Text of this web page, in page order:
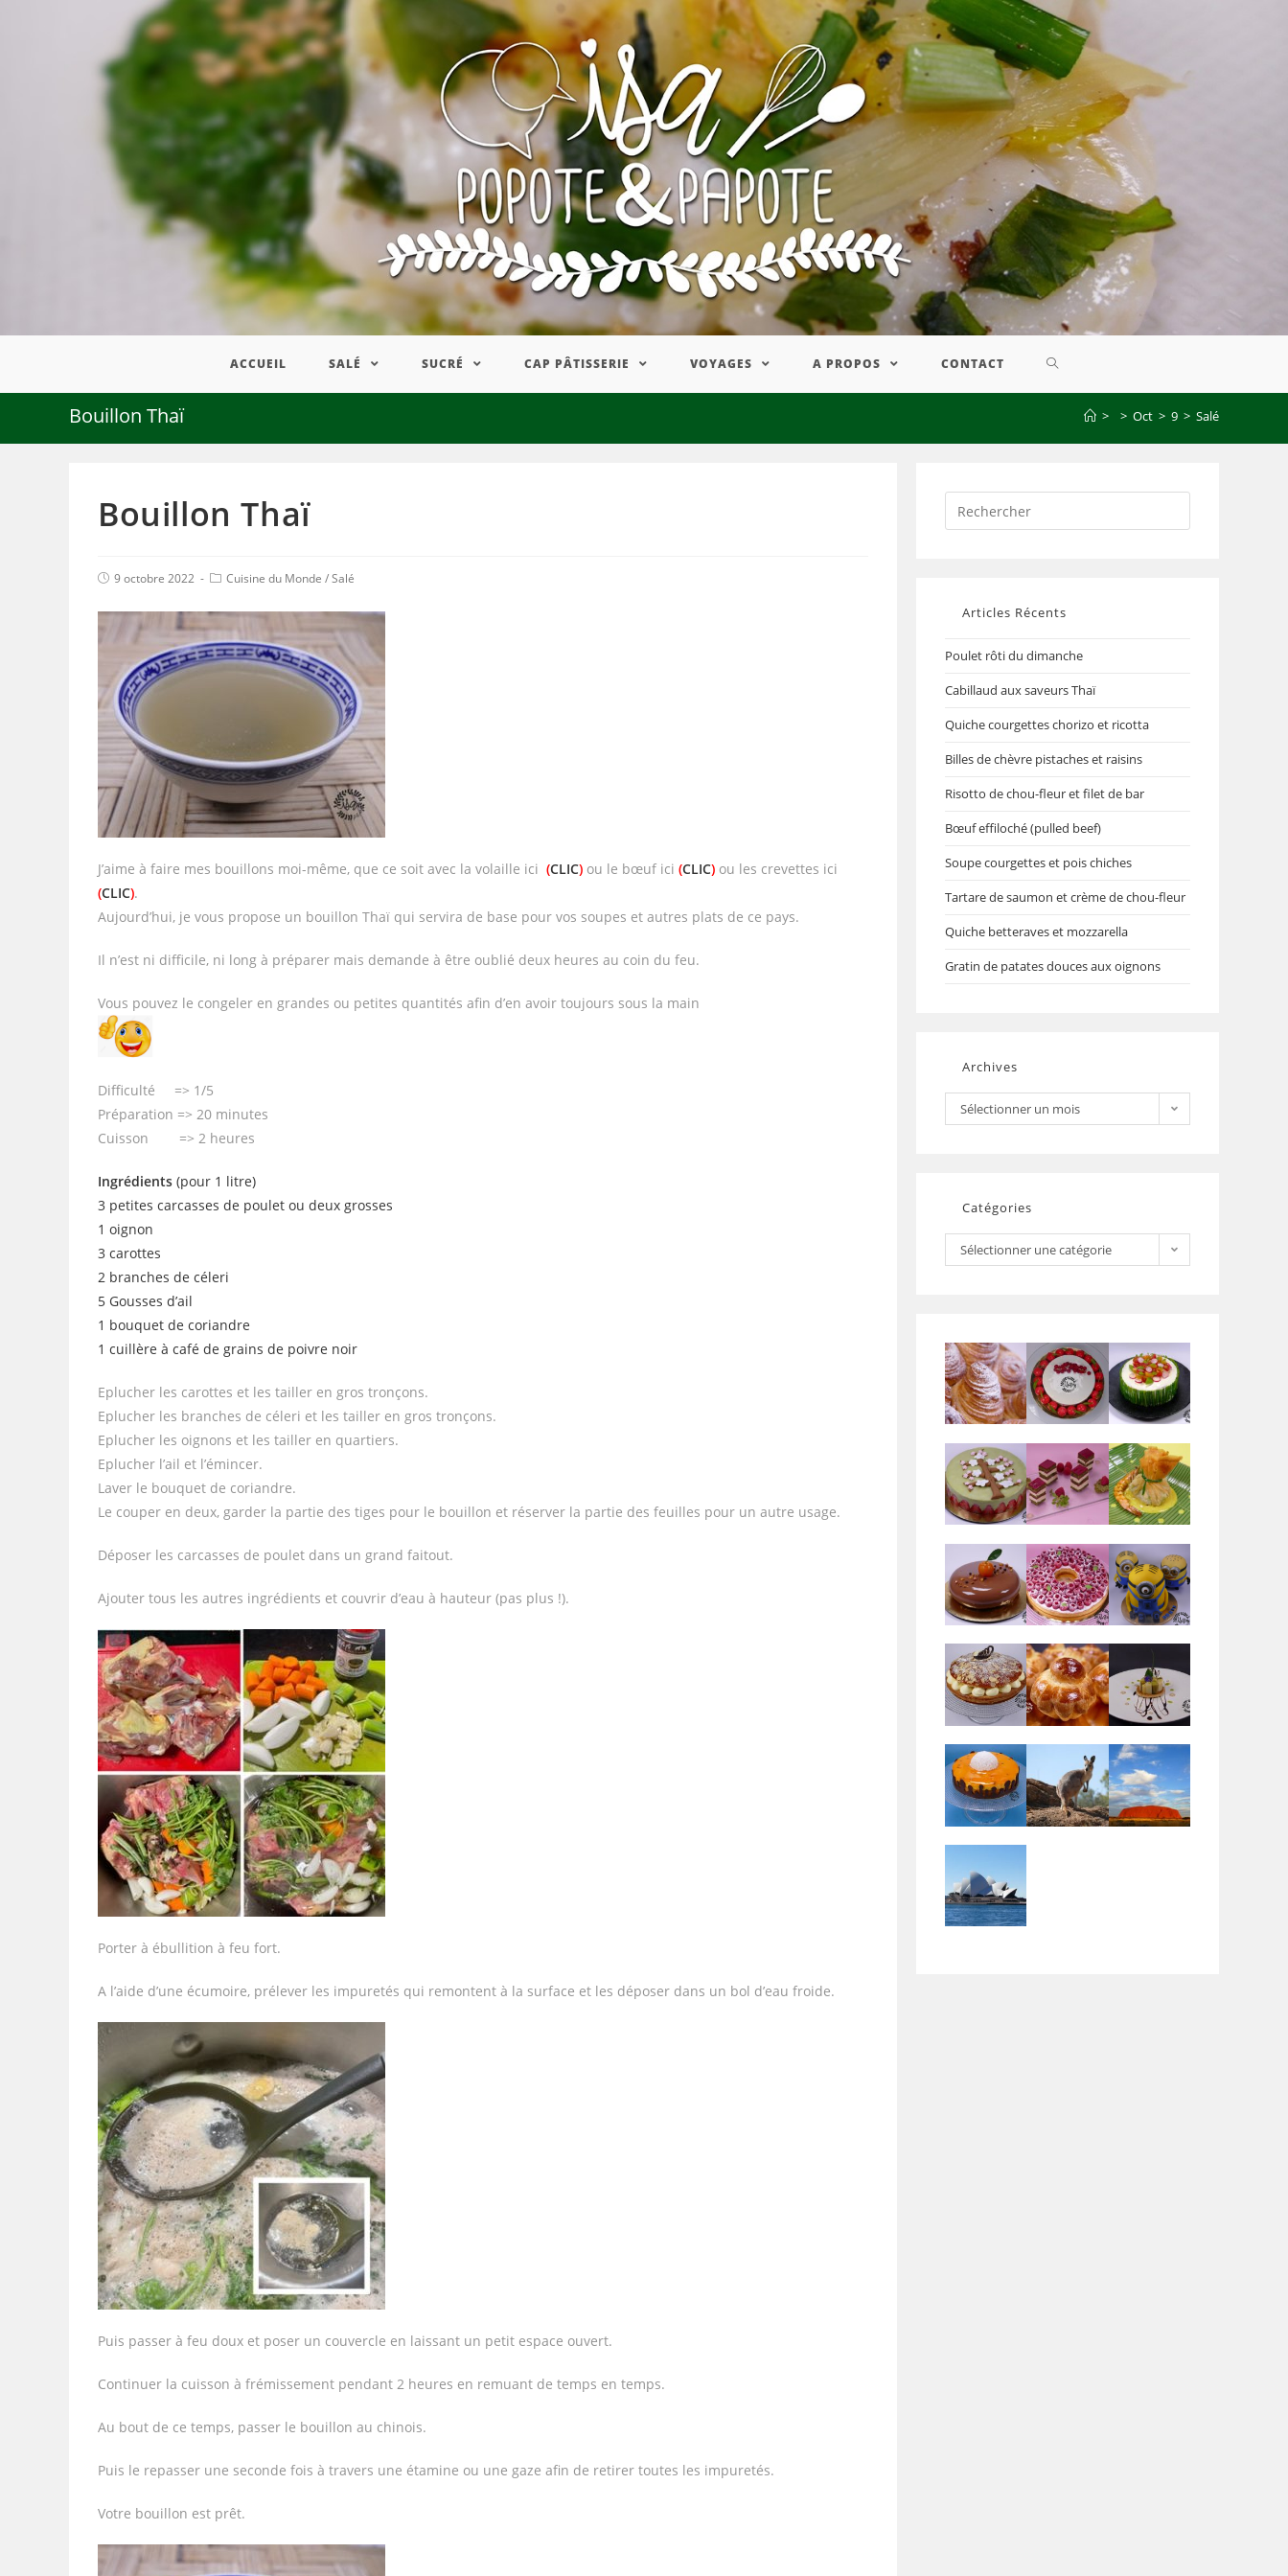
ACCUEIL SALÉ SUCRÉ CAP PÂTISSERIE VOYAGES A PROPOS CONTACT
Bouillon Thaï > > Oct > 9 > Salé
Bouillon Thaï
9 octobre 2022 Cuisine du Monde /Salé
J’aime à faire mes bouillons moi-même, que ce soit avec la volaille ici (CLIC) ou le bœuf ici (CLIC) ou les crevettes ici
(CLIC).
Aujourd’hui, je vous propose un bouillon Thaï qui servira de base pour vos soupes et autres plats de ce pays.
Il n’est ni difficile, ni long à préparer mais demande à être oublié deux heures au coin du feu.
Vous pouvez le congeler en grandes ou petites quantités afin d’en avoir toujours sous la main
Difficulté => 1/5
Préparation => 20 minutes
Cuisson => 2 heures
Ingrédients (pour 1 litre)
3 petites carcasses de poulet ou deux grosses
1 oignon
3 carottes
2 branches de céleri
5 Gousses d’ail
1 bouquet de coriandre
1 cuillère à café de grains de poivre noir
Eplucher les carottes et les tailler en gros tronçons.
Eplucher les branches de céleri et les tailler en gros tronçons.
Eplucher les oignons et les tailler en quartiers.
Eplucher l’ail et l’émincer.
Laver le bouquet de coriandre.
Le couper en deux, garder la partie des tiges pour le bouillon et réserver la partie des feuilles pour un autre usage.
Déposer les carcasses de poulet dans un grand faitout.
Ajouter tous les autres ingrédients et couvrir d’eau à hauteur (pas plus !).
Porter à ébullition à feu fort.
A l’aide d’une écumoire, prélever les impuretés qui remontent à la surface et les déposer dans un bol d’eau froide.
Puis passer à feu doux et poser un couvercle en laissant un petit espace ouvert.
Continuer la cuisson à frémissement pendant 2 heures en remuant de temps en temps.
Au bout de ce temps, passer le bouillon au chinois.
Puis le repasser une seconde fois à travers une étamine ou une gaze afin de retirer toutes les impuretés.
Votre bouillon est prêt.
Articles Récents
Poulet rôti du dimanche
Cabillaud aux saveurs Thaï
Quiche courgettes chorizo et ricotta
Billes de chèvre pistaches et raisins
Risotto de chou-fleur et filet de bar
Bœuf effiloché (pulled beef)
Soupe courgettes et pois chiches
Tartare de saumon et crème de chou-fleur
Quiche betteraves et mozzarella
Gratin de patates douces aux oignons
Archives
Sélectionner un mois
Catégories
Sélectionner une catégorie